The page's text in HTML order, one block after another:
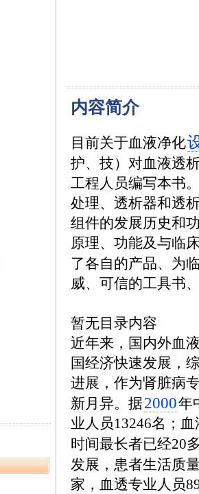
内容简介
目前关于血液净化
护、技）对血液透
工程人员编写本书
处理、透析器和透
组件的发展历史和
原理、功能及与临
了各自的产品、为
威、可信的工具书
暂无目录内容
近年来，国内外血
国经济快速发展，
进展，作为肾脏病
新月异。据2000年
业人员13246名；
时间最长者已经20
发展，患者生活质
家，血透专业人员